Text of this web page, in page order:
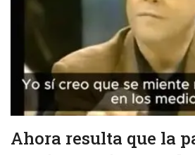
Ahora resulta que la